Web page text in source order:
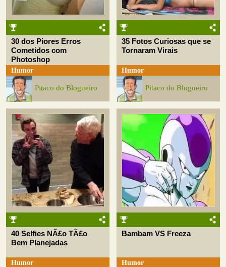
30 dos Piores Erros
Cometidos com
Photoshop
Humor
Pitaco do Blogueiro
35 Fotos Curiosas que se
Tornaram Virais
Humor
Pitaco do Blogueiro
40 Selfies NÃ£o TÃ£o
Bem Planejadas
Humor
Bambam VS Freeza
Humor